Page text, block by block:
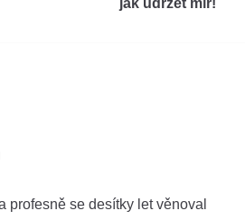
jak udržet mír!
profesně se desítky let věnoval